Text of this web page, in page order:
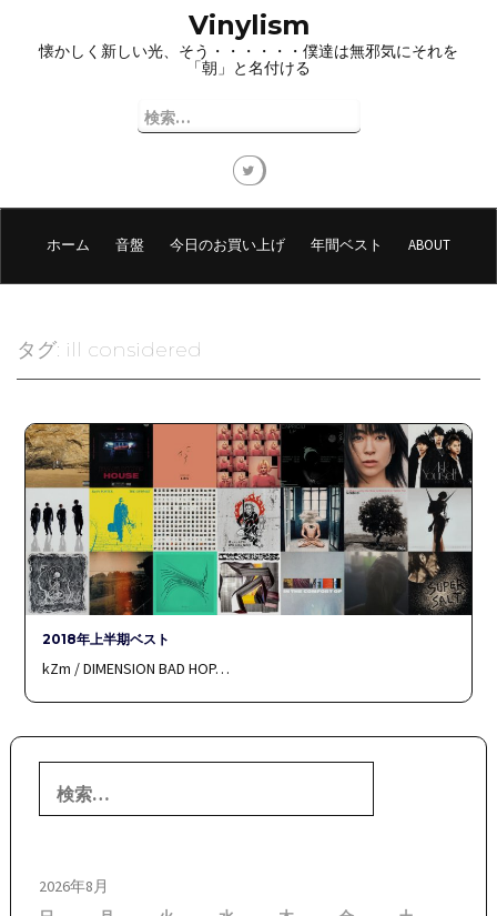
プ
Vinylism
懐かしく新しい光、そう・・・・・・僕達は無邪気にそれを
「朝」と名付ける
検
索:
ホーム 音盤 今日のお買い上げ 年間ベスト ABOUT
タグ: ill considered
2018年上半期ベスト
kZm / DIMENSION BAD HOP…
索:
2026年8月